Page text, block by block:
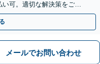
可。適切な解決策をご提
完全個室】
メールでお問い合わせ